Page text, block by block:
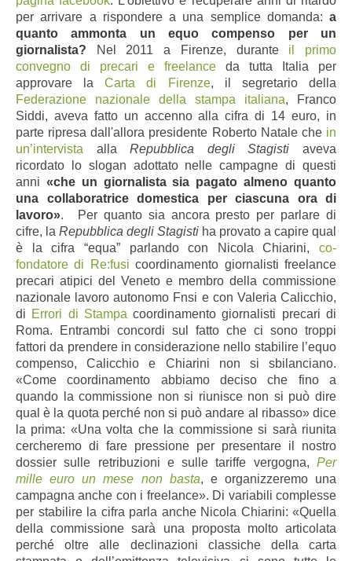
per arrivare a rispondere a una semplice domanda: a
quanto ammonta un equo compenso per un
giornalista?
Nel 2011 a Firenze, durante il primo
convegno di precari e freelance da tutta Italia per
approvare laCarta di Firenze, il segretario della
Federazione nazionale della stampa italiana, Franco
Siddi, aveva fatto un accenno alla cifra di 14 euro, in
parte ripresa dall'allora presidente Roberto Natale che in
un’intervista allaRepubblica degli Stagistiaveva
ricordato lo slogan adottato nelle campagne di questi
anni «che un giornalista sia pagato almeno quanto
una collaboratrice domestica per ciascuna ora di
lavoro». Per quanto sia ancora presto per parlare di
cifre, la Repubblica degli Stagisti ha provato a capire qual
è la cifra “equa” parlando con Nicola Chiarini, co-
fondatore di Re:fusi coordinamento giornalisti freelance
precari atipici del Veneto e membro della commissione
nazionale lavoro autonomo Fnsi e con Valeria Calicchio,
di Errori di Stampa coordinamento giornalisti precari di
Roma. Entrambi concordi sul fatto che ci sono troppi
fattori da prendere in considerazione nello stabilire l’equo
compenso, Calicchio e Chiarini non si sbilanciano.
«Come coordinamento abbiamo deciso che fino a
quando la commissione non si riunisce non si può dire
qual è la quota perché non si può andare al ribasso» dice
la prima: «Una volta che la commissione si sarà riunita
cercheremo di fare pressione per presentare il nostro
dossier sulle retribuzioni e sulle tariffe vergogna, Per
mille euro un mese non basta, e organizzeremo una
campagna anche con i freelance». Di variabili complesse
per stabilire la cifra parla anche Nicola Chiarini: «Quella
della commissione sarà una proposta molto articolata
perché oltre alle declinazioni classiche della carta